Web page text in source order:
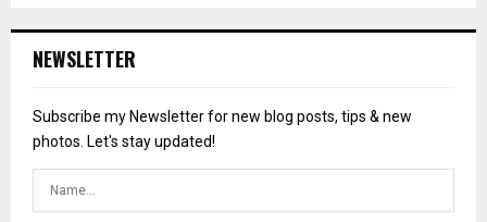
NEWSLETTER
Subscribe my Newsletter for new blog posts, tips & new
photos. Let's stay updated!